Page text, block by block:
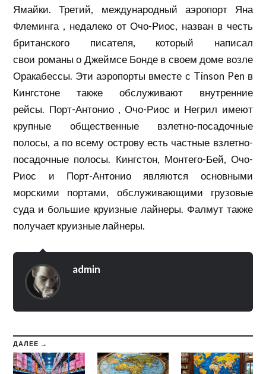
Ямайки. Третий, международный аэропорт Яна
Флеминга, недалеко от Очо-Риос, назван в честь
британского писателя, который написал
свои романыо Джеймсе Бонде в своем доме возле
Оракабессы. Эти аэропорты вместе с Tinson Pen в
Кингстоне также обслуживают внутренние
рейсы. Порт-Антонио, Очо-Риос и Негрил имеют
крупные общественные взлетно-посадочные
полосы, а по всему острову есть частные взлетно-
посадочные полосы. Кингстон, Монтего-Бей, Очо-
Риос и Порт-Антонио являются основными
морскими портами, обслуживающими грузовые
суда и большие круизные лайнеры. Фалмут также
получает круизные лайнеры.
admin
ДАЛЕЕ →